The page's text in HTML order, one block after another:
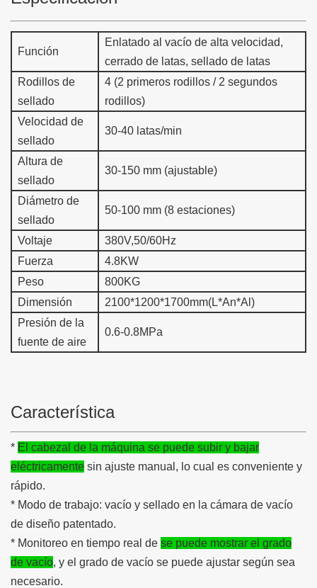
Función
Enlatado al vacío de alta velocidad,
cerrado de latas, sellado de latas
Rodillos de
sellado
4 (2 primeros rodillos / 2 segundos
rodillos)
Velocidad de
sellado
30-40 latas/min
Altura de
sellado
30-150 mm (ajustable)
Diámetro de
sellado
50-100 mm (8 estaciones)
Voltaje
380V,50/60Hz
Fuerza
4.8KW
Peso
800KG
Dimensión
2100*1200*1700mm(L*An*Al)
Presión de la
fuente de aire
0.6-0.8MPa
Característica
* El cabezal de la máquina se puede subir y bajar
eléctricamente sin ajuste manual, lo cual es conveniente y
rápido.
* Modo de trabajo: vacío y sellado en la cámara de vacío
de diseño patentado.
* Monitoreo en tiempo real de se puede mostrar el grado
de vacío, y el grado de vacío se puede ajustar según sea
necesario.